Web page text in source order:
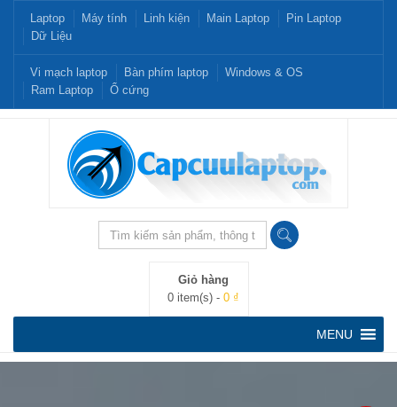
Laptop Máy tính Linh kiện Main Laptop
Pin Laptop
Dữ Liệu
Vi mạch laptop Bàn phím laptop
Windows & OS
Ram Laptop
Ổ cứng
Giỏ hàng
0 item(s) - 0 ₫